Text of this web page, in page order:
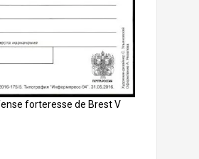
forteresse de Brest V